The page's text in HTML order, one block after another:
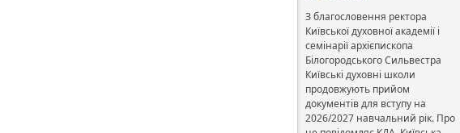
З благословення ректора
Київської духовної академії і
семінарії архієпископа
Білогородського Сильвестра
Київські духовні школи
продовжують прийом
документів для вступу на
2026/2027 навчальний рік. Про